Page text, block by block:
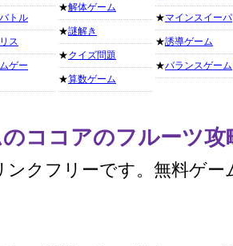
トル
ス
ゲー
★解体ゲーム
★謎解き
★クイズ問題
★算数ゲーム
★マインスイーパ
★誘導ゲーム
★バランスゲーム
ココアのフルーツ
ンクフリーです。無料ゲー